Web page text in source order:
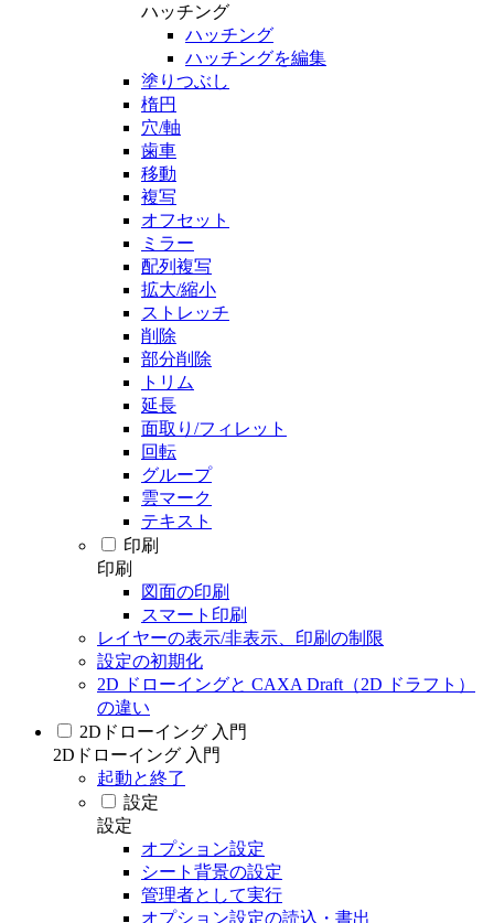
ハッチング
ハッチング
ハッチングを編集
塗りつぶし
楕円
穴/軸
歯車
移動
複写
オフセット
ミラー
配列複写
拡大/縮小
ストレッチ
削除
部分削除
トリム
延長
面取り/フィレット
回転
グループ
雲マーク
テキスト
印刷
印刷
図面の印刷
スマート印刷
レイヤーの表示/非表示、印刷の制限
設定の初期化
2D ドローイングと CAXA Draft（2D ドラフト）
の違い
2Dドローイング 入門
2Dドローイング 入門
起動と終了
設定
設定
オプション設定
シート背景の設定
管理者として実行
オプション設定の読込・書出